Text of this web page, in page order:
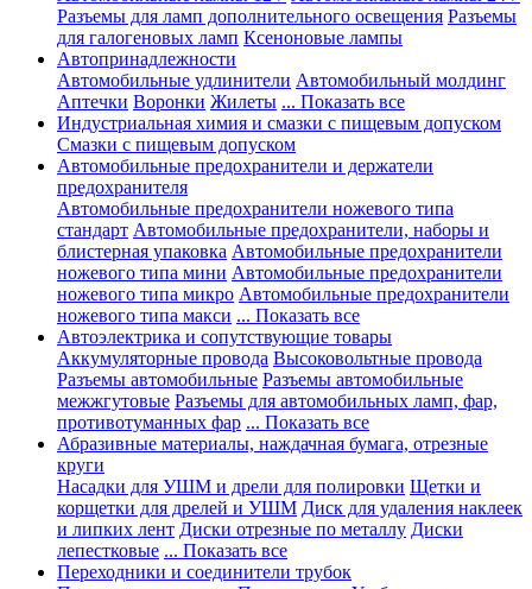
Разъемы для ламп дополнительного освещения Разъемы
для галогеновых ламп Ксеноновые лампы
Автопринадлежности
Автомобильные удлинители Автомобильный молдинг
Аптечки Воронки Жилеты ... Показать все
Индустриальная химия и смазки с пищевым допуском
Смазки с пищевым допуском
Автомобильные предохранители и держатели
предохранителя
Автомобильные предохранители ножевого типа
стандарт Автомобильные предохранители, наборы и
блистерная упаковка Автомобильные предохранители
ножевого типа мини Автомобильные предохранители
ножевого типа микро Автомобильные предохранители
ножевого типа макси ... Показать все
Автоэлектрика и сопутствующие товары
Аккумуляторные провода Высоковольтные провода
Разъемы автомобильные Разъемы автомобильные
межжгутовые Разъемы для автомобильных ламп, фар,
противотуманных фар ... Показать все
Абразивные материалы, наждачная бумага, отрезные
круги
Насадки для УШМ и дрели для полировки Щетки и
корщетки для дрелей и УШМ Диск для удаления наклеек
и липких лент Диски отрезные по металлу Диски
лепестковые ... Показать все
Переходники и соединители трубок